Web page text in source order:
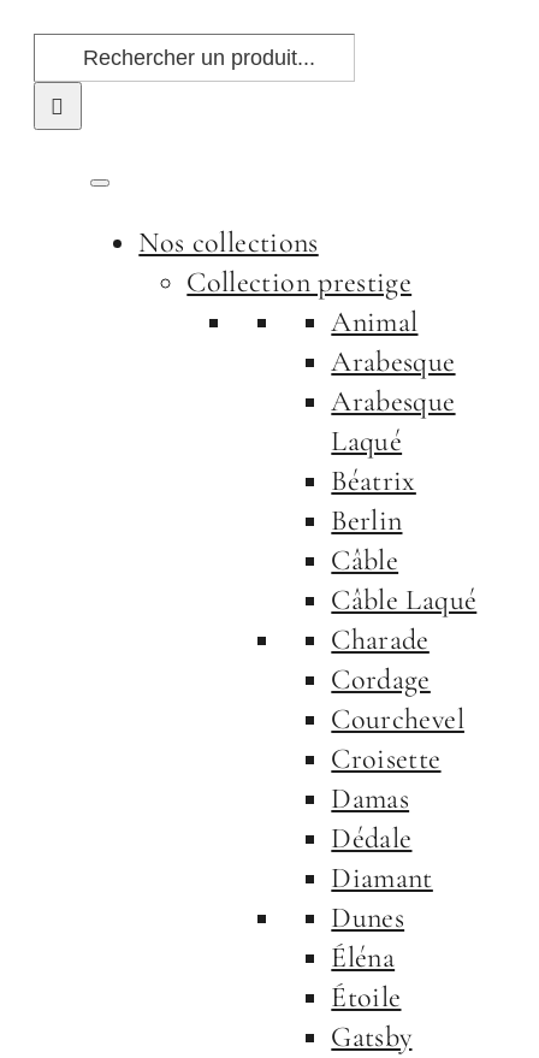
Passer
contenu
Rechercher:
Nos collections
Collection prestige
Animal
Arabesque
Arabesque
Laqué
Béatrix
Berlin
Câble
Câble Laqué
Charade
Cordage
Courchevel
Croisette
Damas
Dédale
Diamant
Dunes
Éléna
Étoile
Gatsby